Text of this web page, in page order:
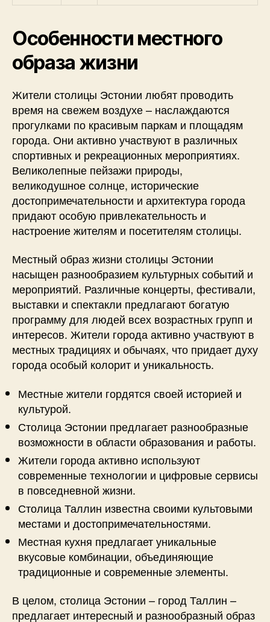
Особенности местного
образа жизни
Жители столицы Эстонии любят проводить
время на свежем воздухе – наслаждаются
прогулками по красивым паркам и площадям
города. Они активно участвуют в различных
спортивных и рекреационных мероприятиях.
Великолепные пейзажи природы,
великодушное солнце, исторические
достопримечательности и архитектура города
придают особую привлекательность и
настроение жителям и посетителям столицы.
Местный образ жизни столицы Эстонии
насыщен разнообразием культурных событий и
мероприятий. Различные концерты, фестивали,
выставки и спектакли предлагают богатую
программу для людей всех возрастных групп и
интересов. Жители города активно участвуют в
местных традициях и обычаях, что придает духу
города особый колорит и уникальность.
Местные жители гордятся своей историей и
культурой.
Столица Эстонии предлагает разнообразные
возможности в области образования и работы.
Жители города активно используют
современные технологии и цифровые сервисы
в повседневной жизни.
Столица Таллин известна своими культовыми
местами и достопримечательностями.
Местная кухня предлагает уникальные
вкусовые комбинации, объединяющие
традиционные и современные элементы.
В целом, столица Эстонии – город Таллин –
предлагает интересный и разнообразный образ